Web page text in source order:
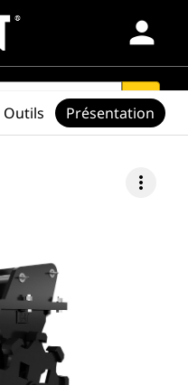
person
search
more_vert
Outils Présentation